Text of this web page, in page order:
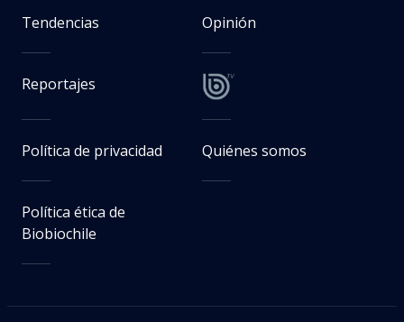
Tendencias Opinión
Reportajes
Política de privacidad Quiénes somos
Política ética de
Biobiochile